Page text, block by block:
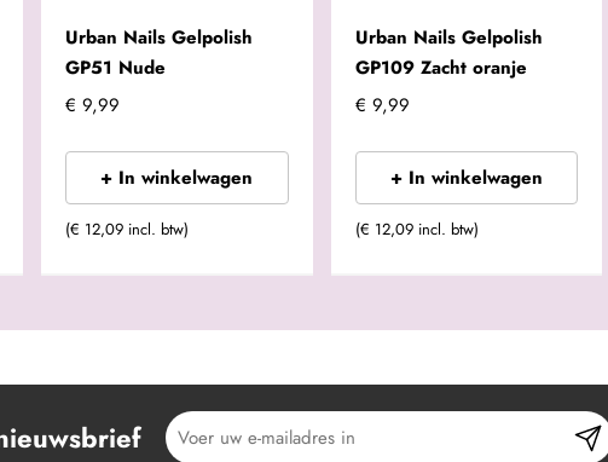
Urban Nails Gelpolish
GP51 Nude
€ 9,99
+ In winkelwagen
(€ 12,09 incl. btw)
Urban Nails Gelpolish
GP109 Zacht oranje
€ 9,99
+ In winkelwagen
(€ 12,09 incl. btw)